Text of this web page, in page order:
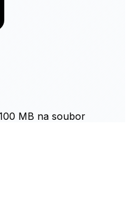
MB na soubor